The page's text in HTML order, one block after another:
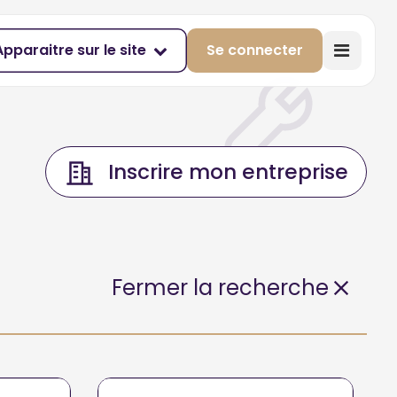
sur le site Se connecter
Inscrire mon entreprise
Fermer la recherche